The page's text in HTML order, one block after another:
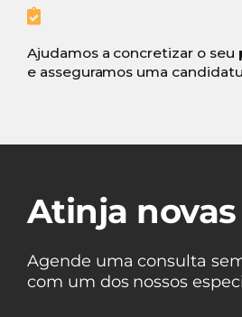
Ajudamos a concretizar o seu
e asseguramos uma
Atinja
Agende uma consulta
com um dos nossos